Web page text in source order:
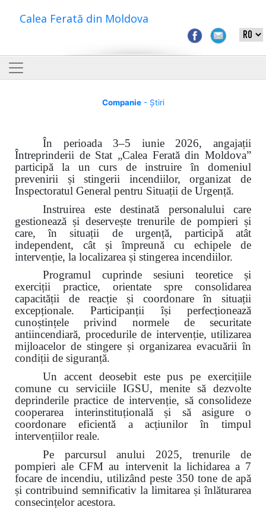
Calea Ferată din Moldova
Companie- Știri
În perioada 3–5 iunie 2026, angajații
Întreprinderii de Stat „Calea Ferată din Moldova”
participă la un curs de instruire în domeniul
prevenirii și stingerii incendiilor, organizat de
Inspectoratul General pentru Situații de Urgență.
Instruirea este destinată personalului care
gestionează și deservește trenurile de pompieri și
care, în situații de urgență, participă atât
independent, cât și împreună cu echipele de
intervenție, la localizarea și stingerea incendiilor.
Programul cuprinde sesiuni teoretice și
exerciții practice, orientate spre consolidarea
capacității de reacție și coordonare în situații
excepționale. Participanții își perfecționează
cunoștințele privind normele de securitate
antiincendiară, procedurile de intervenție, utilizarea
mijloacelor de stingere și organizarea evacuării în
condiții de siguranță.
Un accent deosebit este pus pe exercițiile
comune cu serviciile IGSU, menite să dezvolte
deprinderile practice de intervenție, să consolideze
cooperarea interinstituțională și să asigure o
coordonare eficientă a acțiunilor în timpul
intervențiilor reale.
Pe parcursul anului 2025, trenurile de
pompieri ale CFM au intervenit la lichidarea a 7
focare de incendiu, utilizând peste 350 tone de apă
și contribuind semnificativ la limitarea și înlăturarea
consecințelor acestora.